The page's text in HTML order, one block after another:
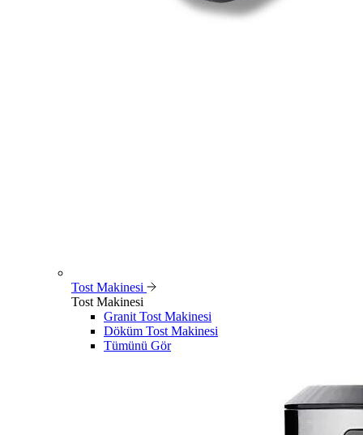
Tost Makinesi
Tost Makinesi
Granit Tost Makinesi
Döküm Tost Makinesi
Tümünü Gör